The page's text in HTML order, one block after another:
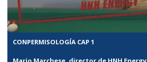
CONPERMISOLOGÍA CAP 1